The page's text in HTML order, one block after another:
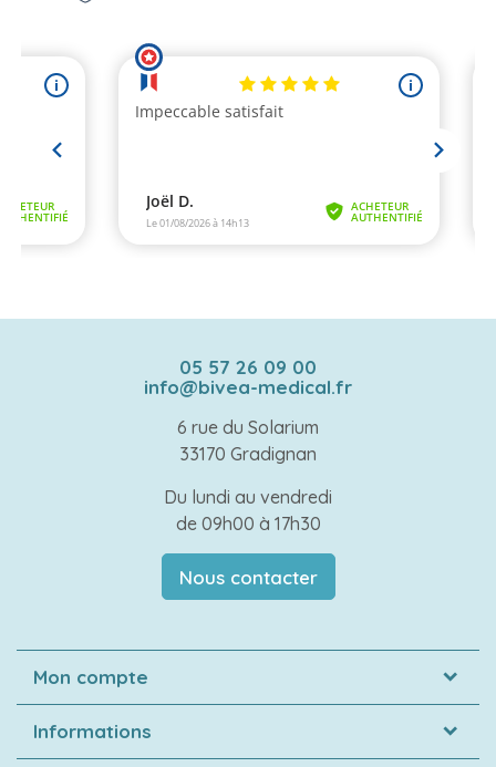
05 57 26 09 00
info@bivea-medical.fr
6 rue du Solarium
33170 Gradignan
Du lundi au vendredi
de 09h00 à 17h30
Nous contacter
Mon compte
Informations